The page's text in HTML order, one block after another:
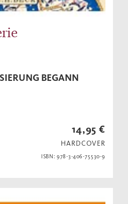
BEGANN
14,95 €
HARDCOVER
ISBN: 978-3-406-75530-9